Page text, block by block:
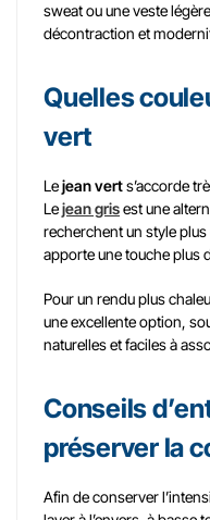
sweat ou une veste
décontraction et
Quelles
vert
Lejean verts’accorde
Lejean grisest une
recherchent un style
apporte une touche plus
Pour un rendu plus
une excellente option,
naturelles et faciles à
Conseils
préserver la
Afin de conserver